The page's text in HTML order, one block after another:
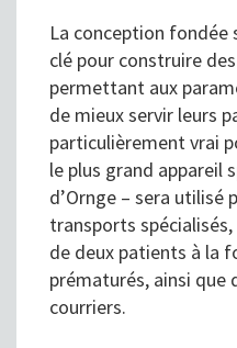
La conception fondée
clé pour construire
permettant aux
de mieux servir leurs
particulièrement vrai
le plus grand appareil
d’Ornge – sera utilisé
transports
de deux patients à la
prématurés, ainsi que
courriers.